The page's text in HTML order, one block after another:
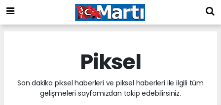
Piksel
Son dakika piksel haberleri ve piksel haberleri ile ilgili tüm
gelişmeleri sayfamızdan takip edebilirsiniz.